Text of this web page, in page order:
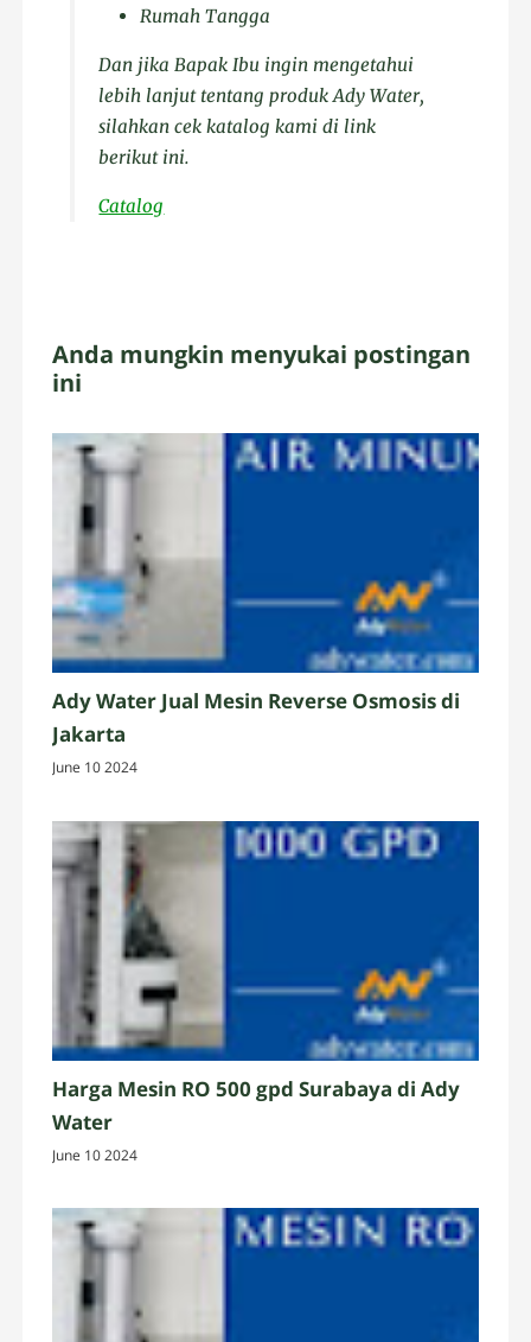
Rumah Tangga
Dan jika Bapak Ibu ingin mengetahui
lebih lanjut tentang produk Ady Water,
silahkan cek katalog kami di link
berikut ini.
Catalog
Anda mungkin menyukai postingan
ini
Ady Water Jual Mesin Reverse Osmosis di
Jakarta
June 10 2024
Harga Mesin RO 500 gpd Surabaya di Ady
Water
June 10 2024